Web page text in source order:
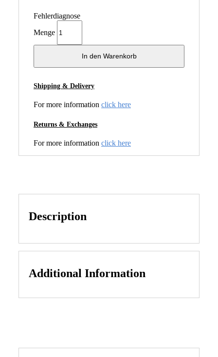
Fehlerdiagnose
Menge
In den Warenkorb
Shipping & Delivery
For more information click here
Returns & Exchanges
For more information click here
Description
Additional Information